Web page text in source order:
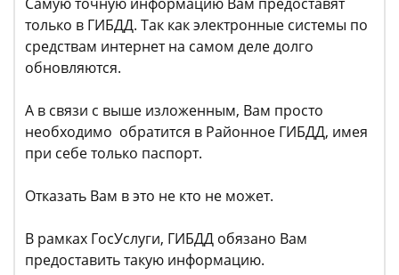
только в ГИБДД. Так как электронные системы по
средствам интернет на самом деле долго
обновляются.
А в связи с выше изложенным, Вам просто
необходимо обратится в Районное ГИБДД, имея
при себе только паспорт.
Отказать Вам в это не кто не может.
В рамках ГосУслуги, ГИБДД обязано Вам
предоставить такую информацию.